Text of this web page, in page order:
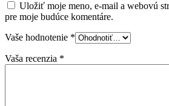
Uložiť moje meno, e-mail a webovú
pre moje budúce komentáre.
Vaše hodnotenie *
Vaša recenzia *